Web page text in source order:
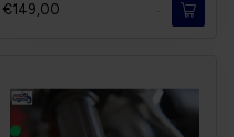
€149,00 -